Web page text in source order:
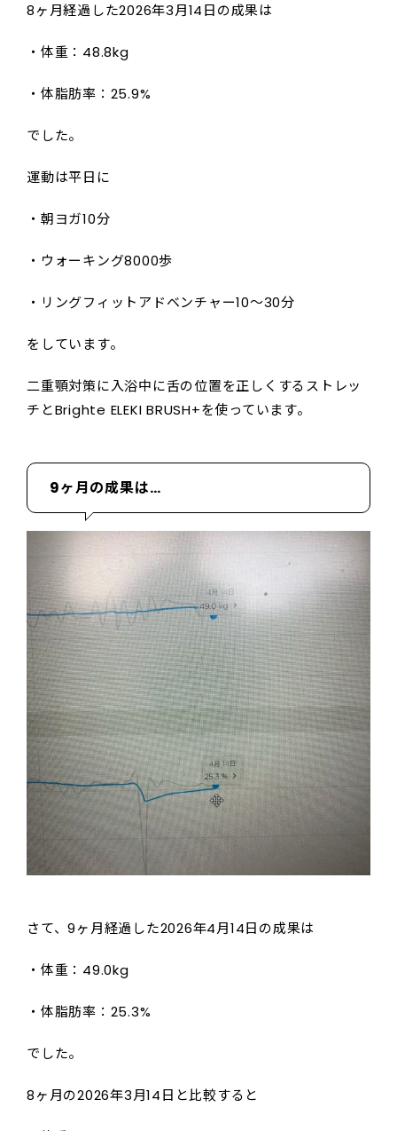
8ヶ月経過した2026年3月14日の成果は
・体重：48.8kg
・体脂肪率：25.9%
でした。
運動は平日に
・朝ヨガ10分
・ウォーキング8000歩
・リングフィットアドベンチャー10～30分
をしています。
二重顎対策に入浴中に舌の位置を正しくするストレッ
チとBrighte ELEKI BRUSH+を使っています。
9ヶ月の成果は…
さて、9ヶ月経過した2026年4月14日の成果は
・体重：49.0kg
・体脂肪率：25.3%
でした。
8ヶ月の2026年3月14日と比較すると